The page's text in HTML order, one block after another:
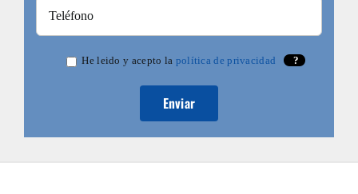
He leido y acepto la política de privacidad ?